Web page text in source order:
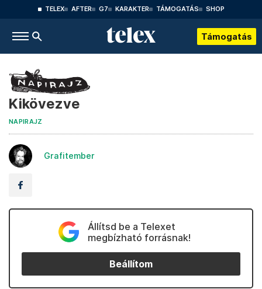
TELEX AFTER G7 KARAKTER TÁMOGATÁS SHOP
Támogatás
Kikövezve
NAPIRAJZ
Grafitember
Állítsd be a Telexet
megbízható forrásnak!
Beállítom